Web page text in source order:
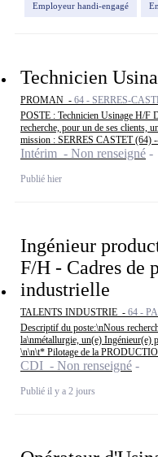
Employeur handi-engagé
Technicien
PROMAN - 64 - SERRES-
POSTE : Technicien Usinage H/F
recherche, pour un de ses
mission : SERRES CASTET (64)
Intérim - Non renseigné
Publié hier
Ingénieur
F/H - Cadres de
industrielle
TALENTS INDUSTRIE - 64 -
Descriptif du poste:\nNous
la\nmétallurgie, un(e) Ingénieur(e)
\n\n\t* Pilotage de la
CDI - Non renseigné
Publié il y a 2 jours